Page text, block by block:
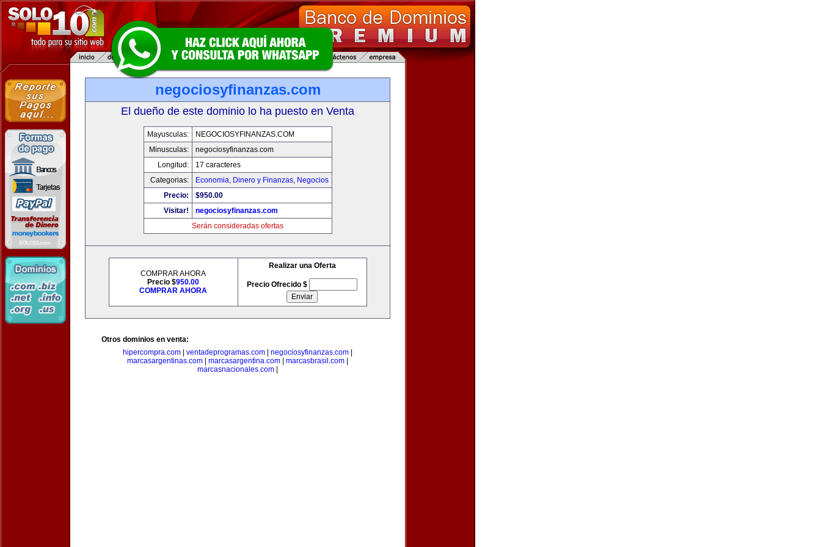
negociosyfinanzas.com
El dueño de este dominio lo ha puesto en Venta
Mayusculas:
NEGOCIOSYFINANZAS.COM
Minusculas:
negociosyfinanzas.com
Longitud:
17 caracteres
Categorias:
Economia, Dinero y Finanzas, Negocios
Precio:
$950.00
Visitar!
negociosyfinanzas.com
Serán consideradas ofertas
COMPRAR AHORA
Precio $950.00
COMPRAR AHORA
Realizar una Oferta
Precio Ofrecido $
Otros dominios en venta:
hipercompra.com
ventadeprogramas.com negociosyfinanzas.com
marcasargentinas.com
marcasargentina.com marcasbrasil.com
marcasnacionales.com